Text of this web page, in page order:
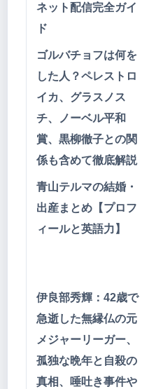
ネット配信完全ガイ
ド
ゴルバチョフは何を
した人？ペレストロ
イカ、グラスノス
チ、ノーベル平和
賞、黒柳徹子との関
係も含めて徹底解説
青山テルマの結婚・
出産まとめ【プロフ
ィールと英語力】
伊良部秀輝：42歳で
急逝した無縁仏の元
メジャーリーガー、
孤独な晩年と自殺の
真相、唾吐き事件や